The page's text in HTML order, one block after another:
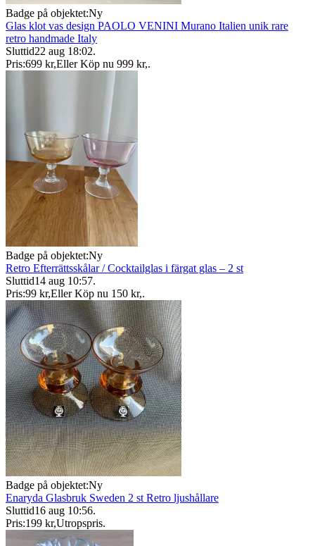
Badge på objektet:Ny
Glas klot vas design PAOLO VENINI Murano Italien unik rare
retro handmade Italy
Sluttid22 aug 18:02.
Pris:699 kr,Eller Köp nu 999 kr,.
Badge på objektet:Ny
Retro Efterrättsskålar / Cocktailglas i färgat glas – 2 st
Sluttid14 aug 10:57.
Pris:99 kr,Eller Köp nu 150 kr,.
Badge på objektet:Ny
Enaryda Glasbruk Sweden 2 st Retro ljushållare
Sluttid16 aug 10:56.
Pris:199 kr,Utropspris.